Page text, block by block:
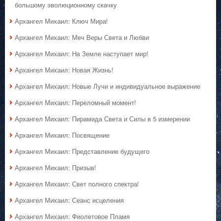
большому эволюционному скачку
Архангел Михаил: Ключ Мира!
Архангел Михаил: Меч Веры Света и Любви
Архангел Михаил: На Земле наступает мир!
Архангел Михаил: Новая Жизнь!
Архангел Михаил: Новые Лучи и индивидуальное выражение
Архангел Михаил: Переломный момент!
Архангел Михаил: Пирамида Света и Силы в 5 измерении
Архангел Михаил: Посвящение
Архангел Михаил: Представление будущего
Архангел Михаил: Призыв!
Архангел Михаил: Свет полного спектра!
Архангел Михаил: Сеанс исцеления
Архангел Михаил: Фиолетовое Пламя